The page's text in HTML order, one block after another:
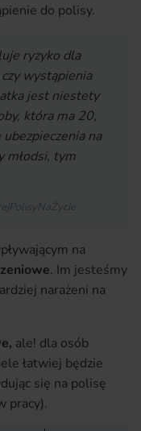
do polisy.
ryzyko dla
wystąpienia
jest niestety
która ma 20,
na
młodsi, tym
na
. Im jesteśmy
narażeni na
ale! dla osób
łatwiej będzie
się na polisę
pracy).